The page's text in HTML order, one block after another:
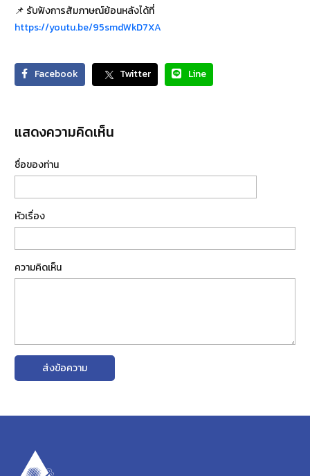
📌 รับฟังการสัมภาษณ์ย้อนหลังได้ที่
https://youtu.be/95smdWkD7XA
Facebook Twitter Line
แสดงความคิดเห็น
ชื่อของท่าน
หัวเรื่อง
ความคิดเห็น
ส่งข้อความ